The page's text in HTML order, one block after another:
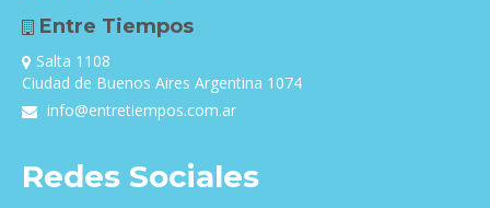
Entre Tiempos
Salta 1108
Ciudad de Buenos Aires Argentina 1074
info@entretiempos.com.ar
Redes Sociales